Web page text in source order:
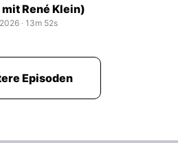
René Klein)
‧ 13m 52s
Episoden